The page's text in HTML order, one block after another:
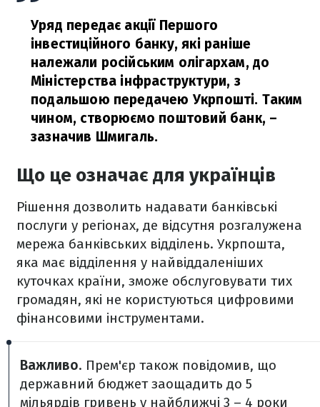
Уряд передає акції Першого
інвестиційного банку, які раніше
належали російським олігархам, до
Міністерства інфраструктури, з
подальшою передачею Укрпошті. Таким
чином, створюємо поштовий банк, –
зазначив Шмигаль.
Що це означає для українців
Рішення дозволить надавати банківські
послуги у регіонах, де відсутня розгалужена
мережа банківських відділень. Укрпошта,
яка має відділення у найвіддаленіших
куточках країни, зможе обслуговувати тих
громадян, які не користуються цифровими
фінансовими інструментами.
Важливо. Прем'єр також повідомив, що
державний бюджет заощадить до 5
мільярдів гривень у найближчі 3 – 4 роки